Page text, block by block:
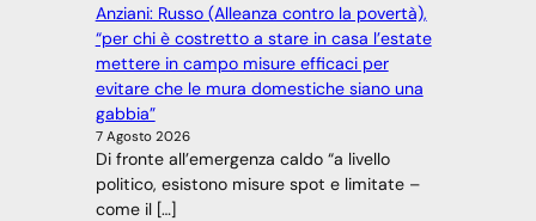
Anziani: Russo (Alleanza contro la povertà),
“per chi è costretto a stare in casa l’estate
mettere in campo misure efficaci per
evitare che le mura domestiche siano una
gabbia”
7 Agosto 2026
Di fronte all’emergenza caldo “a livello
politico, esistono misure spot e limitate –
come il […]